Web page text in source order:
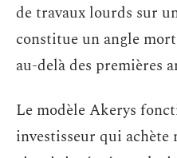
de travaux lourds sur
constitue un angle
au-delà des premières
Le modèle Akerys
investisseur qui achète